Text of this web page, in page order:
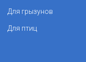
Для грызунов
Для птиц